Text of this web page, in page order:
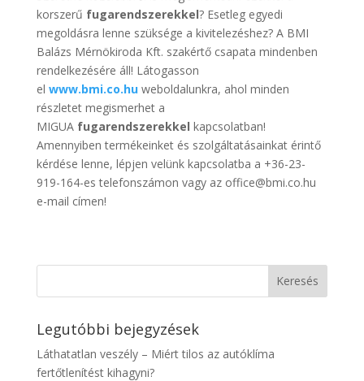
korszerű fugarendszerekkel? Esetleg egyedi
megoldásra lenne szüksége a kivitelezéshez? A BMI
Balázs Mérnökiroda Kft. szakértő csapata mindenben
rendelkezésére áll! Látogasson
el www.bmi.co.huweboldalunkra, ahol minden
részletet megismerhet a
MIGUA fugarendszerekkel kapcsolatban!
Amennyiben termékeinket és szolgáltatásainkat érintő
kérdése lenne, lépjen velünk kapcsolatba a +36-23-
919-164-es telefonszámon vagy az office@bmi.co.hu
e-mail címen!
Legutóbbi bejegyzések
Láthatatlan veszély – Miért tilos az autóklíma
fertőtlenítést kihagyni?